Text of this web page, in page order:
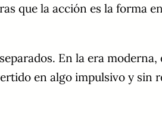
que la acción es la forma
En la era
en algo impulsivo y sin